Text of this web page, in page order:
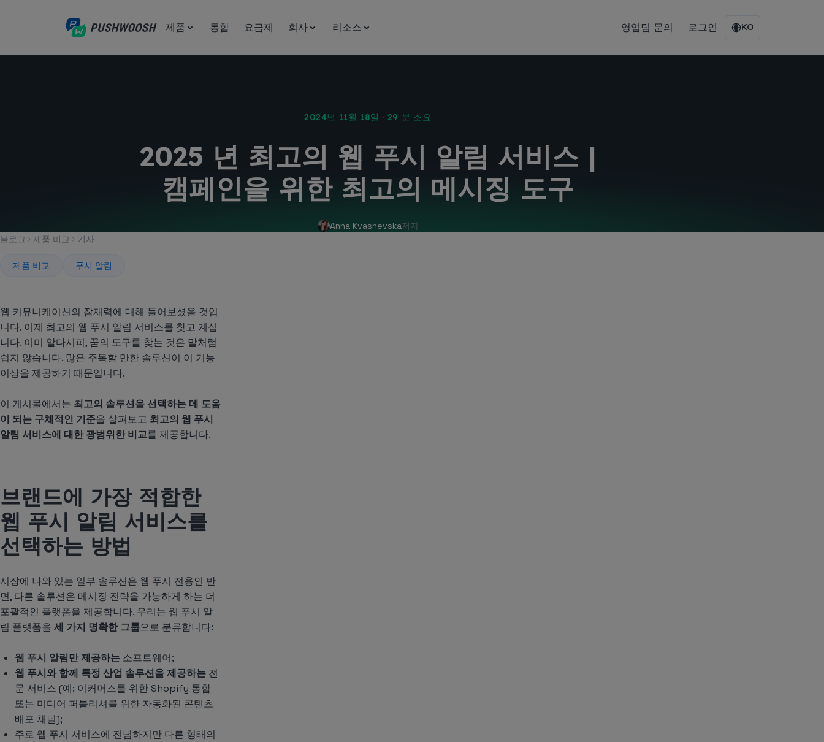
제품 통합 요금제 회사 리소스 영업팀 문의 로그인 KO
2024년 11월 18일 · 29 분 소요
2025 년 최고의 웹 푸시 알림 서비스 |
캠페인을 위한 최고의 메시징 도구
Anna Kvasnevska저자
블로그
제품 비교 기사
제품 비교 푸시 알림
웹 커뮤니케이션의 잠재력에 대해 들어보셨을 것입
니다. 이제 최고의 웹 푸시 알림 서비스를 찾고 계십
니다. 이미 알다시피, 꿈의 도구를 찾는 것은 말처럼
쉽지 않습니다. 많은 주목할 만한 솔루션이 이 기능
이상을 제공하기 때문입니다.
이 게시물에서는 최고의 솔루션을 선택하는 데 도움
이 되는 구체적인 기준을 살펴보고 최고의 웹 푸시
알림 서비스에 대한 광범위한 비교를 제공합니다.
브랜드에 가장 적합한
웹 푸시 알림 서비스를
선택하는 방법
시장에 나와 있는 일부 솔루션은 웹 푸시 전용인 반
면, 다른 솔루션은 메시징 전략을 가능하게 하는 더
포괄적인 플랫폼을 제공합니다. 우리는 웹 푸시 알
림 플랫폼을 세 가지 명확한 그룹으로 분류합니다:
웹 푸시 알림만 제공하는 소프트웨어;
웹 푸시와 함께 특정 산업 솔루션을 제공하는 전
문 서비스 (예: 이커머스를 위한 Shopify 통합
또는 미디어 퍼블리셔를 위한 자동화된 콘텐츠
배포 채널);
주로 웹 푸시 서비스에 전념하지만 다른 형태의